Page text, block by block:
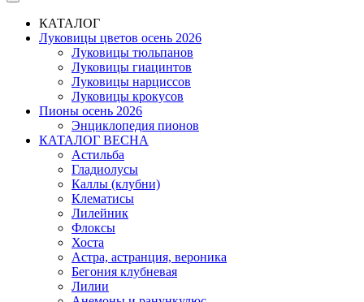
КАТАЛОГ
Луковицы цветов осень 2026
Луковицы тюльпанов
Луковицы гиацинтов
Луковицы нарциссов
Луковицы крокусов
Пионы осень 2026
Энциклопедия пионов
КАТАЛОГ ВЕСНА
Астильба
Гладиолусы
Каллы (клубни)
Клематисы
Лилейник
Флоксы
Хоста
Астра, астранция, вероника
Бегония клубневая
Лилии